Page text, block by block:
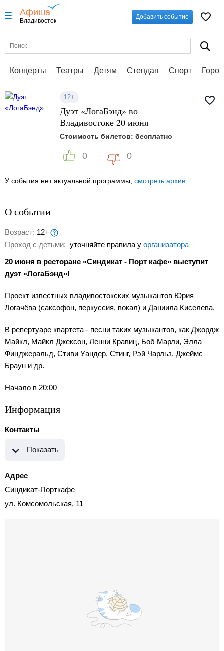
Афиша
Владивосток
Добавить событие
Концерты Театры Детям Стендап Спорт
12+
Дуэт «ЛогаБэнд» во
Владивостоке 20 июня
Стоимость билетов: бесплатно
0 0
У события нет актуальной программы, смотреть архив
О событии
Возраст: 12+
Проход с детьми: уточняйте правила у организатора
20 июня в ресторане «Синдикат - Порт кафе» выступит
дуэт «ЛогаБэнд»!
Проект известных владивостокских музыкантов Юрия
Логачёва (саксофон, перкуссия, вокал) и Даниила Киселева.
В репертуаре квартета - песни таких музыкантов, как Джордж
Майкл, Майкл Джексон, Ленни Кравиц, Боб Марли, Элла
Фицджеральд, Стиви Уандер, Стинг, Рэй Чарльз, Джеймс
Браун и др.
Начало в 20:00
Информация
Контакты
Показать
Адрес
Синдикат-Порткафе
ул. Комсомольская, 11